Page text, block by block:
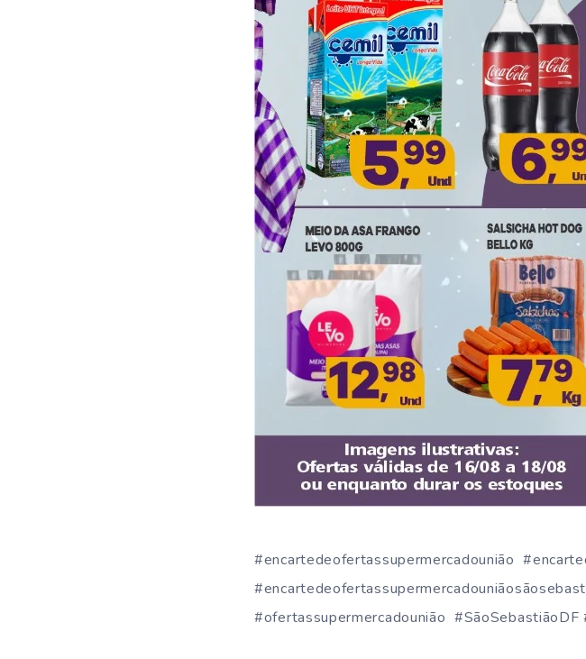
#encartedeofertassupermercadounião
#ofertassupermercadounião